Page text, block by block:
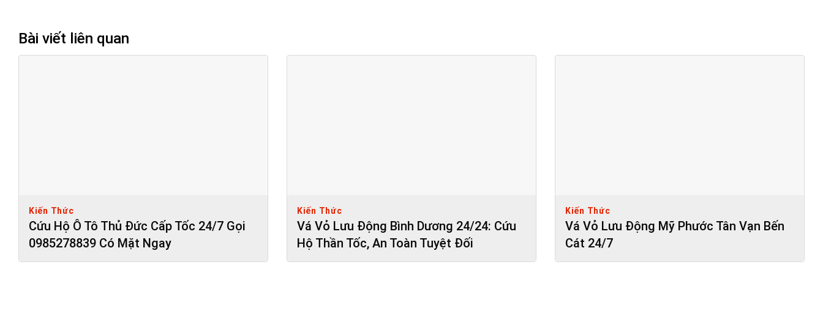
Bài viết liên quan
Kiến Thức
Cứu Hộ Ô Tô Thủ Đức Cấp Tốc 24/7 Gọi
0985278839 Có Mặt Ngay
Kiến Thức
Vá Vỏ Lưu Động Bình Dương 24/24: Cứu
Hộ Thần Tốc, An Toàn Tuyệt Đối
Kiến Thức
Vá Vỏ Lưu Động Mỹ Phước Tân Vạn Bến
Cát 24/7